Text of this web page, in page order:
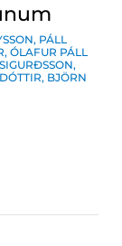
, PÁLL
, ÓLAFUR PÁLL
,
, BJÖRN